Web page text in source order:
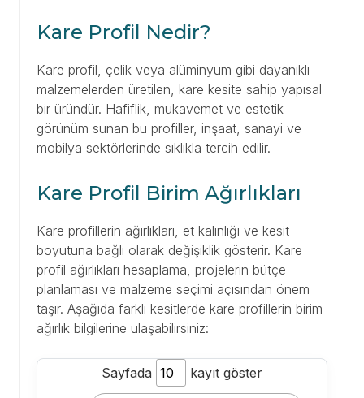
Kare Profil Nedir?
Kare profil, çelik veya alüminyum gibi dayanıklı
malzemelerden üretilen, kare kesite sahip yapısal
bir üründür. Hafiflik, mukavemet ve estetik
görünüm sunan bu profiller, inşaat, sanayi ve
mobilya sektörlerinde sıklıkla tercih edilir.
Kare Profil Birim Ağırlıkları
Kare profillerin ağırlıkları, et kalınlığı ve kesit
boyutuna bağlı olarak değişiklik gösterir. Kare
profil ağırlıkları hesaplama, projelerin bütçe
planlaması ve malzeme seçimi açısından önem
taşır. Aşağıda farklı kesitlerde kare profillerin birim
ağırlık bilgilerine ulaşabilirsiniz:
Sayfada kayıt göster